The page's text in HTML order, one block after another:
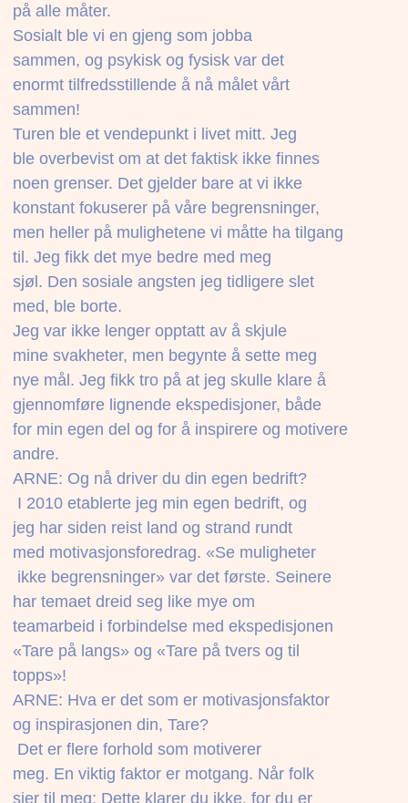
på alle måter.
Sosialt ble vi en gjeng som jobba
sammen, og psykisk og fysisk var det
enormt tilfredsstillende å nå målet vårt
sammen!
Turen ble et vendepunkt i livet mitt. Jeg
ble overbevist om at det faktisk ikke finnes
noen grenser. Det gjelder bare at vi ikke
konstant fokuserer på våre begrensninger,
men heller på mulighetene vi måtte ha tilgang
til. Jeg fikk det mye bedre med meg
sjøl. Den sosiale angsten jeg tidligere slet
med, ble borte.
Jeg var ikke lenger opptatt av å skjule
mine svakheter, men begynte å sette meg
nye mål. Jeg fikk tro på at jeg skulle klare å
gjennomføre lignende ekspedisjoner, både
for min egen del og for å inspirere og motivere
andre.
ARNE: Og nå driver du din egen bedrift?
 I 2010 etablerte jeg min egen bedrift, og
jeg har siden reist land og strand rundt
med motivasjonsforedrag. «Se muligheter
 ikke begrensninger» var det første. Seinere
har temaet dreid seg like mye om
teamarbeid i forbindelse med ekspedisjonen
«Tare på langs» og «Tare på tvers og til
topps»!
ARNE: Hva er det som er motivasjonsfaktor
og inspirasjonen din, Tare?
 Det er flere forhold som motiverer
meg. En viktig faktor er motgang. Når folk
sier til meg: Dette klarer du ikke, for du er